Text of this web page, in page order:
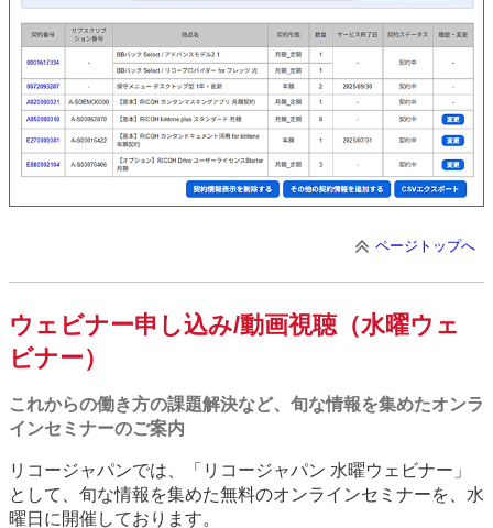
ページトップへ
ウェビナー申し込み/動画視聴（水曜ウェ
ビナー）
これからの働き方の課題解決など、旬な情報を集めたオンラ
インセミナーのご案内
リコージャパンでは、「リコージャパン 水曜ウェビナー」
として、旬な情報を集めた無料のオンラインセミナーを、水
曜日に開催しております。